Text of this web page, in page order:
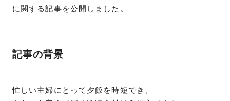
に関する記事を公開しました。
記事の背景
忙しい主婦にとって夕飯を時短でき、